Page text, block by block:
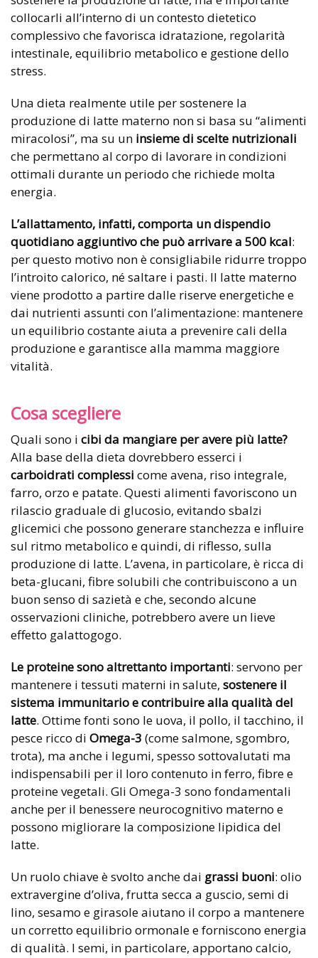
collocarli all’interno di un contesto dietetico
complessivo che favorisca idratazione, regolarità
intestinale, equilibrio metabolico e gestione dello
stress.
Una dieta realmente utile per sostenere la
produzione di latte materno non si basa su “alimenti
miracolosi”, ma su un insieme di scelte nutrizionali
che permettano al corpo di lavorare in condizioni
ottimali durante un periodo che richiede molta
energia.
L’allattamento, infatti, comporta un dispendio
quotidiano aggiuntivo che può arrivare a 500 kcal:
per questo motivo non è consigliabile ridurre troppo
l’introito calorico, né saltare i pasti. Il latte materno
viene prodotto a partire dalle riserve energetiche e
dai nutrienti assunti con l’alimentazione: mantenere
un equilibrio costante aiuta a prevenire cali della
produzione e garantisce alla mamma maggiore
vitalità.
Cosa scegliere
Quali sono i cibi da mangiare per avere più latte?
Alla base della dieta dovrebbero esserci i
carboidrati complessi come avena, riso integrale,
farro, orzo e patate. Questi alimenti favoriscono un
rilascio graduale di glucosio, evitando sbalzi
glicemici che possono generare stanchezza e influire
sul ritmo metabolico e quindi, di riflesso, sulla
produzione di latte. L’avena, in particolare, è ricca di
beta-glucani, fibre solubili che contribuiscono a un
buon senso di sazietà e che, secondo alcune
osservazioni cliniche, potrebbero avere un lieve
effetto galattogogo.
Le proteine sono altrettanto importanti: servono per
mantenere i tessuti materni in salute, sostenere il
sistema immunitario e contribuire alla qualità del
latte. Ottime fonti sono le uova, il pollo, il tacchino, il
pesce ricco di Omega-3 (come salmone, sgombro,
trota), ma anche i legumi, spesso sottovalutati ma
indispensabili per il loro contenuto in ferro, fibre e
proteine vegetali. Gli Omega-3 sono fondamentali
anche per il benessere neurocognitivo materno e
possono migliorare la composizione lipidica del
latte.
Un ruolo chiave è svolto anche dai grassi buoni: olio
extravergine d’oliva, frutta secca a guscio, semi di
lino, sesamo e girasole aiutano il corpo a mantenere
un corretto equilibrio ormonale e forniscono energia
di qualità. I semi, in particolare, apportano calcio,